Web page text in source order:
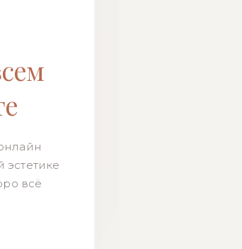
эстетике
всё